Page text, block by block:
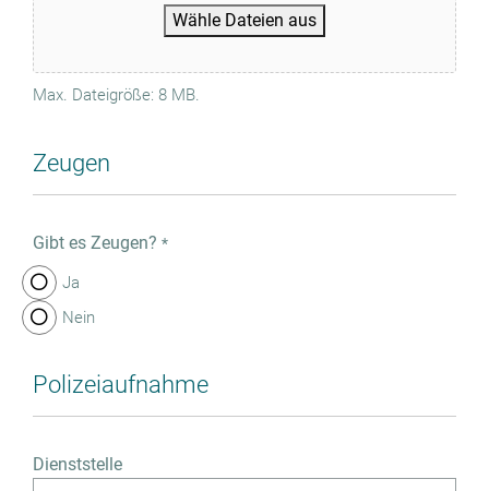
Wähle Dateien aus
Max. Dateigröße: 8 MB.
Zeugen
Gibt es Zeugen? *
Ja
Nein
Polizeiaufnahme
Dienststelle